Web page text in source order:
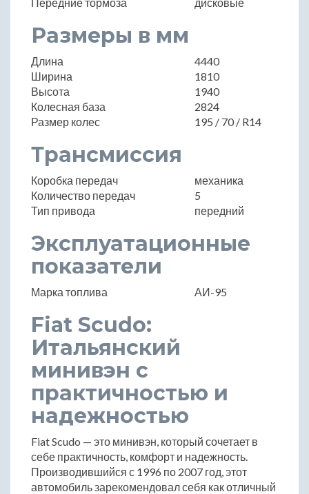
Размеры в мм
Длина
4440
Ширина
1810
Высота
1940
Колесная база
2824
Размер колес
195 / 70 / R14
Трансмиссия
Коробка передач
механика
Количество передач
5
Тип привода
передний
Эксплуатационные
показатели
Марка топлива АИ-95
Fiat Scudo:
Итальянский
минивэн с
практичностью и
надежностью
Fiat Scudo — это минивэн, который сочетает в
себе практичность, комфорт и надежность.
Производившийся с 1996 по 2007 год, этот
автомобиль зарекомендовал себя как отличный